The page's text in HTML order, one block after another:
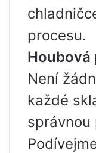
procesu.
Houbová
Není
každé
správnou